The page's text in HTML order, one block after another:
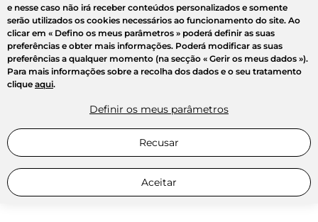
e nesse caso não irá receber conteúdos personalizados e somente
serão utilizados os cookies necessários ao funcionamento do site. Ao
clicar em « Defino os meus parâmetros » poderá definir as suas
preferências e obter mais informações. Poderá modificar as suas
preferências a qualquer momento (na secção « Gerir os meus dados »).
Para mais informações sobre a recolha dos dados e o seu tratamento
clique aqui.
Definir os meus parâmetros
Recusar
Aceitar